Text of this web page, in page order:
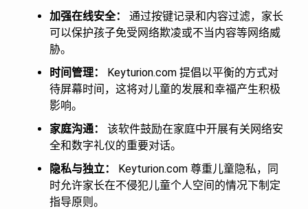
加强在线安全：
通过按键记录和内容过滤，家长
可以保护孩子免受网络欺凌或不当内容等网络威
胁。
时间管理：
Keyturion.com 提倡以平衡的方式对
待屏幕时间，这将对儿童的发展和幸福产生积极
影响。
家庭沟通：
该软件鼓励在家庭中开展有关网络安
全和数字礼仪的重要对话。
隐私与独立：
Keyturion.com 尊重儿童隐私，同
时允许家长在不侵犯儿童个人空间的情况下制定
指导原则。